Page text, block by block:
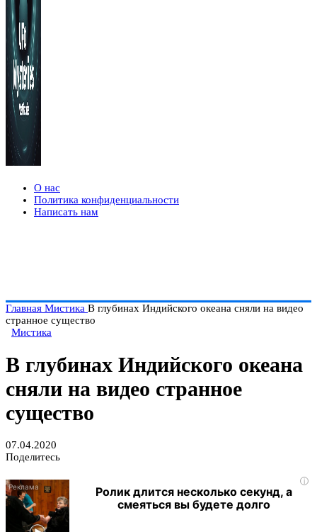
О нас
Политика конфиденциальности
Написать нам
Главная Мистика В глубинах Индийского океана сняли на видео
странное существо
Мистика
В глубинах Индийского океана
сняли на видео странное
существо
07.04.2020
Поделитесь
i
Ролик длится несколько секунд, а
смеяться вы будете долго